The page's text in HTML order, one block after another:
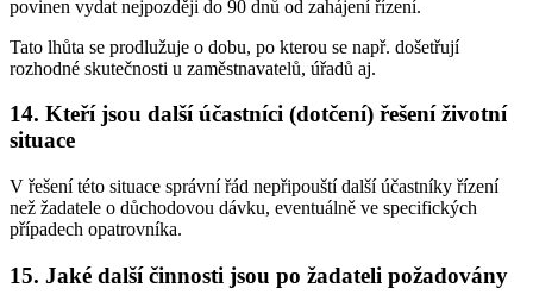
povinen vydat nejpozději do 90 dnů od zahájení řízení.
Tato lhůta se prodlužuje o dobu, po kterou se např. došetřují
rozhodné skutečnosti u zaměstnavatelů, úřadů aj.
14. Kteří jsou další účastníci (dotčení) řešení životní
situace
V řešení této situace správní řád nepřipouští další účastníky řízení
než žadatele o důchodovou dávku, eventuálně ve specifických
případech opatrovníka.
15. Jaké další činnosti jsou po žadateli požadovány